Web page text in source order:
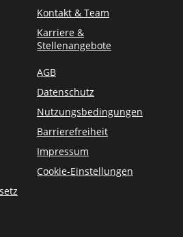
Kontakt & Team
Karriere &
Stellenangebote
AGB
Datenschutz
Nutzungsbedingungen
Barrierefreiheit
Impressum
Cookie-Einstellungen